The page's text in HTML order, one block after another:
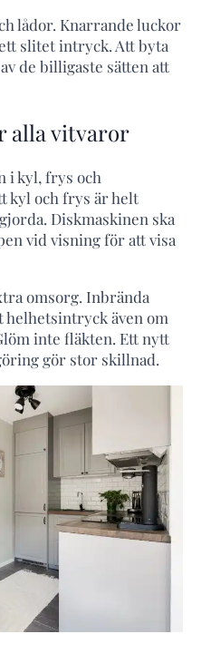
lådor. Knarrande luckor
slitet intryck. Att byta
de billigaste sätten att
alla vitvaror
i kyl, frys och
kyl och frys är helt
Diskmaskinen ska
vid visning för att visa
omsorg. Inbrända
även om
inte fläkten. Ett nytt
gör stor skillnad.